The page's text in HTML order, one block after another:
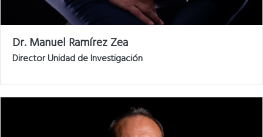
Dr. Manuel Ramírez Zea
Director Unidad de Investigación